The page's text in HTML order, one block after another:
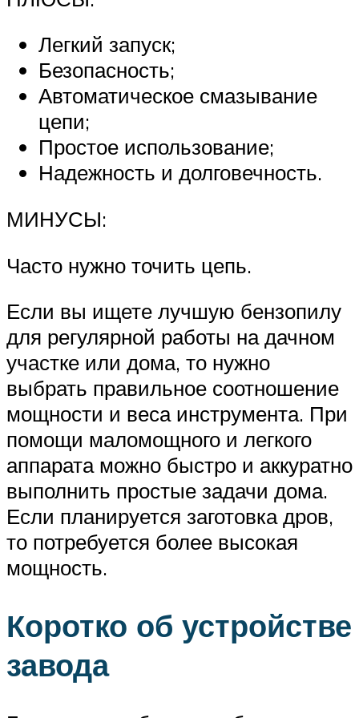
Легкий запуск;
Безопасность;
Автоматическое смазывание
цепи;
Простое использование;
Надежность и долговечность.
МИНУСЫ:
Часто нужно точить цепь.
Если вы ищете лучшую бензопилу
для регулярной работы на дачном
участке или дома, то нужно
выбрать правильное соотношение
мощности и веса инструмента. При
помощи маломощного и легкого
аппарата можно быстро и аккуратно
выполнить простые задачи дома.
Если планируется заготовка дров,
то потребуется более высокая
мощность.
Коротко об устройстве
завода